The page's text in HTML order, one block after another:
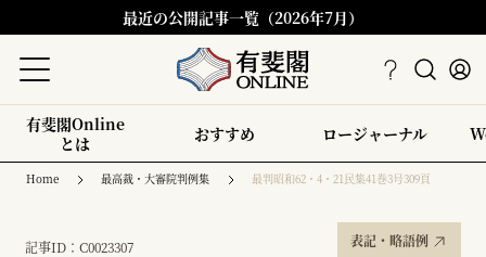
最近の公開記事一覧（2026年7月）
有斐閣Online
とは
おすすめ ロージャーナル
Home 最高裁・大審院判例集 最判昭和62・4・21民集41巻3号309頁
記事ID：C0023307 表記・略語例